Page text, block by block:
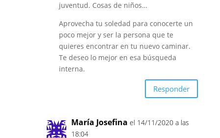
juventud. Cosas de niños…
Aprovecha tu soledad para conocerte un
poco mejor y ser la persona que te
quieres encontrar en tu nuevo caminar.
Te deseo lo mejor en esa búsqueda
interna.
Responder
María Josefina el 14/11/2020 a las
18:04